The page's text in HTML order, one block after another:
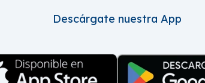
Descárgate nuestra App